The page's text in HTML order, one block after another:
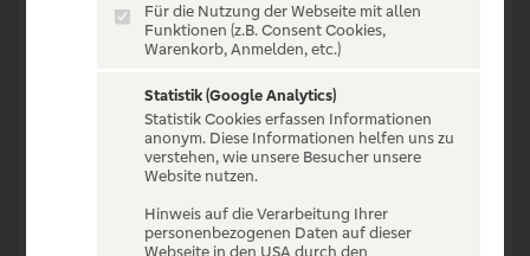
VERANSTALTUNG NICHT
GEFUNDEN
Zur Startseite
Für die Nutzung der Webseite mit allen
Funktionen (z.B. Consent Cookies,
Warenkorb, Anmelden, etc.)
Statistik (Google Analytics)
Statistik Cookies erfassen Informationen
anonym. Diese Informationen helfen uns zu
verstehen, wie unsere Besucher unsere
Website nutzen.
Hinweis auf die Verarbeitung Ihrer
personenbezogenen Daten auf dieser